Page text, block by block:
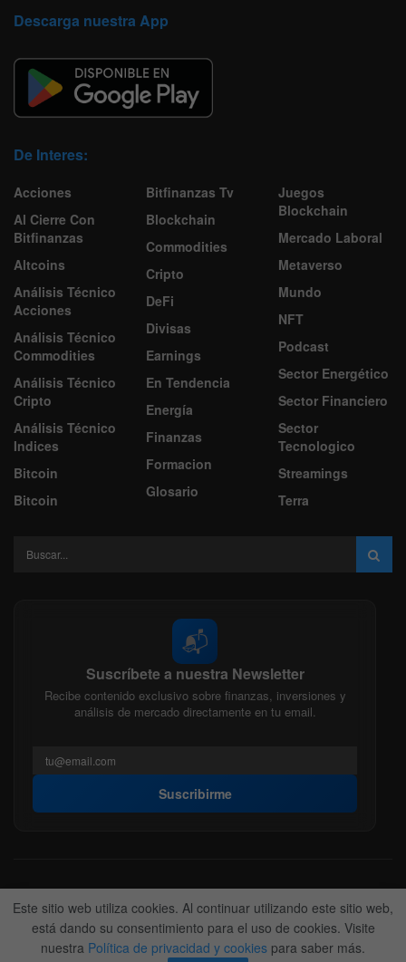
Descarga nuestra App
De Interes:
Acciones
Al Cierre Con
Bitfinanzas
Altcoins
Análisis Técnico
Acciones
Análisis Técnico
Commodities
Análisis Técnico
Cripto
Análisis Técnico
Indices
Bitcoin
Bitcoin
Bitfinanzas Tv
Blockchain
Commodities
Cripto
DeFi
Divisas
Earnings
En Tendencia
Energía
Finanzas
Formacion
Glosario
Juegos
Blockchain
Mercado Laboral
Metaverso
Mundo
NFT
Podcast
Sector Energético
Sector Financiero
Sector
Tecnologico
Streamings
Terra
📬
Suscríbete a nuestra Newsletter
Recibe contenido exclusivo sobre finanzas, inversiones y
análisis de mercado directamente en tu email.
Suscribirme
Acerca de nosotros Politica Editorial
Nuestro Equipo
Contactanos
Anunciate
© 2022-2026BitFinanzas- Hecho porTeam DM. 😎
Este sitio web utiliza cookies. Al continuar utilizando este sitio web,
está dando su consentimiento para el uso de cookies. Visite
nuestra Política de privacidad y cookies para saber más.